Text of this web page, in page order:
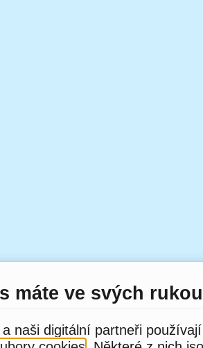
máte ve svých rukou
a naši digitální partneři